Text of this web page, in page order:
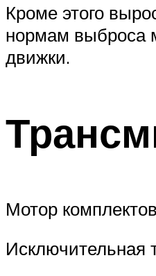
Кроме этого
нормам выброса
движки.
Мотор
Исключительная